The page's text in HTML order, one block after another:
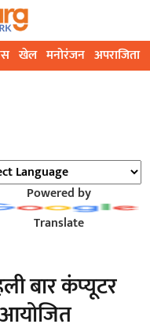
खेल मनोरंजन अपराजिता
Powered by
Translate
बार कंप्यूटर
आयोजित